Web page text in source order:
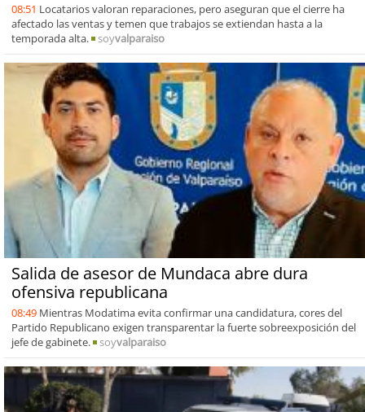
08:51 Locatarios valoran reparaciones, pero aseguran que el cierre ha
afectado las ventas y temen que trabajos se extiendan hasta a la
temporada alta.
soyvalparaiso
Salida de asesor de Mundaca abre dura
ofensiva republicana
08:49 Mientras Modatima evita confirmar una candidatura, cores del
Partido Republicano exigen transparentar la fuerte sobreexposición del
jefe de gabinete.
soyvalparaiso